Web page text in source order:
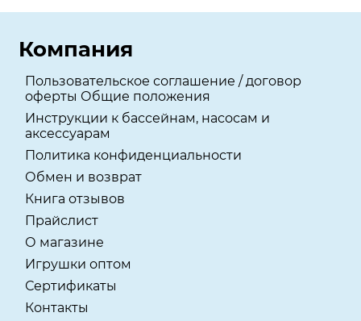
Компания
Пользовательское соглашение / договор
оферты Общие положения
Инструкции к бассейнам, насосам и
аксессуарам
Политика конфиденциальности
Обмен и возврат
Книга отзывов
Прайслист
О магазине
Игрушки оптом
Сертификаты
Контакты